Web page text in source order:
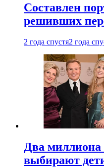
Составлен
решивших
2 года спустя2 года
Два миллиона
выбирают